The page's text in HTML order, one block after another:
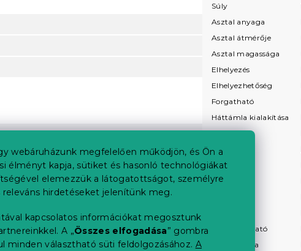
webáruházunk megfelelően működjön, és Ön a
élményt kapja, sütiket és hasonló technológiákat
elemezzük a látogatottságot, személyre
hirdetéseket jelenítünk meg.
kapcsolatos információkat megosztunk
A „Összes elfogadása” gombra
minden választható süti feldolgozásához. A
Súly
Asztal anyaga
Asztal átmérője
Asztal magassága
Elhelyezés
Elhelyezhetőség
Forgatható
Háttámla kialakítása
Karfák
Készletek
Kialakítás
Láb típusa
Összecsukható
Szék anyaga